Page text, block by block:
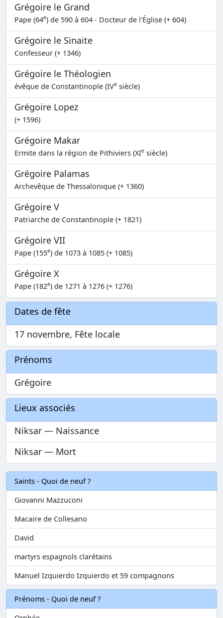
Grégoire le Grand
Pape (64e) de 590 à 604 - Docteur de l'Église (+ 604)
Grégoire le Sinaïte
Confesseur (+ 1346)
Grégoire le Théologien
évêque de Constantinople (IVe siècle)
Grégoire Lopez
(+ 1596)
Grégoire Makar
Ermite dans la région de Pithiviers (XIe siècle)
Grégoire Palamas
Archevêque de Thessalonique (+ 1360)
Grégoire V
Patriarche de Constantinople (+ 1821)
Grégoire VII
Pape (155e) de 1073 à 1085 (+ 1085)
Grégoire X
Pape (182e) de 1271 à 1276 (+ 1276)
Dates de fête
17 novembre, Fête locale
Prénoms
Grégoire
Lieux associés
Niksar — Naissance
Niksar — Mort
Saints - Quoi de neuf ?
Giovanni Mazzuconi
Macaire de Collesano
David
martyrs espagnols clarétains
Manuel Izquierdo Izquierdo et 59 compagnons
Prénoms - Quoi de neuf ?